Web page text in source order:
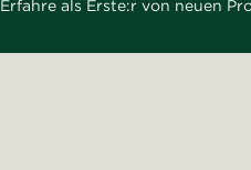
Erfahre als Erste:r von neuen